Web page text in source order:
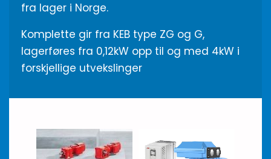
fra lager i Norge.
Komplette gir fra KEB type ZG og G,
lagerføres fra 0,12kW opp til og med 4kW i
forskjellige utvekslinger